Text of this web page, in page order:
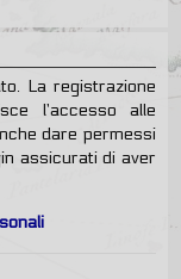
La registrazione
l’accesso alle
dare permessi
assicurati di aver